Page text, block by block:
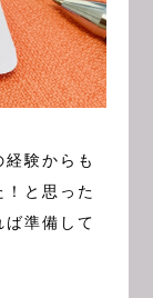
験からも
と思った
準備して